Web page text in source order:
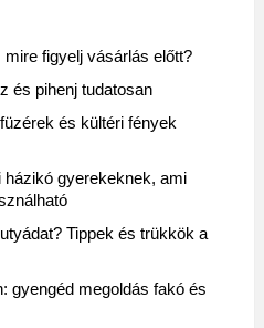
figyelj vásárlás előtt?
és pihenj tudatosan
és kültéri fények
gyerekeknek, ami
Tippek és trükkök a
gyengéd megoldás fakó és